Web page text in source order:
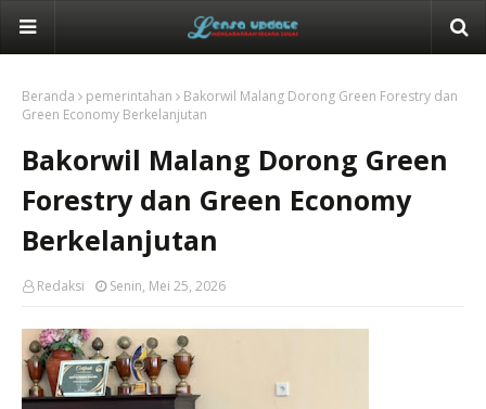
Beranda pemerintahan
Bakorwil Malang Dorong Green Forestry dan
Green Economy Berkelanjutan
Bakorwil Malang Dorong Green
Forestry dan Green Economy
Berkelanjutan
Redaksi Senin, Mei 25, 2026